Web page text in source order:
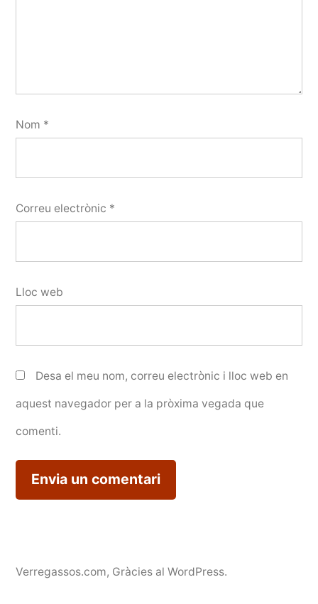
Nom *
Correu electrònic *
Lloc web
Desa el meu nom, correu electrònic i lloc web en
aquest navegador per a la pròxima vegada que
comenti.
Verregassos.com, Gràcies al WordPress.